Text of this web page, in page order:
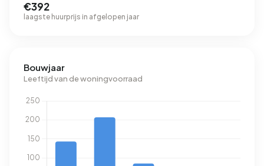
€392
laagste huurprijs in afgelopen jaar
Bouwjaar
Leeftijd van de woningvoorraad